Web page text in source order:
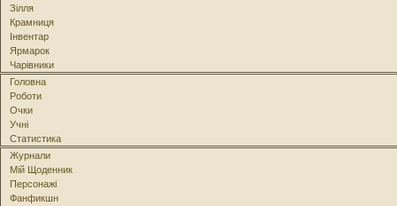
Зілля
Крамниця
Інвентар
Ярмарок
Чарівники
Головна
Роботи
Очки
Учні
Статистика
Журнали
Мій Щоденник
Персонажі
Фанфикшн